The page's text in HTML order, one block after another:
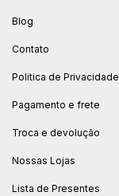
Blog
Contato
Politica de Privacidade
Pagamento e frete
Troca e devolução
Nossas Lojas
Lista de Presentes